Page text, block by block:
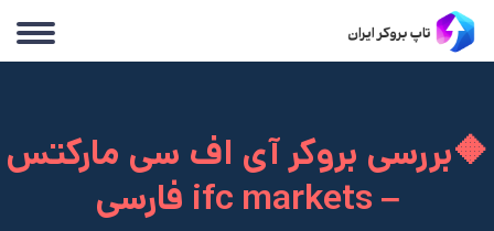
🔶بررسی بروکر آی اف سی مارکتس
– ifc markets فارسی